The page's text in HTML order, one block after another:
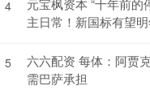
4
元宝枫资本 “十年前
主日常！新国标有望
5
六六配资 每体：阿贾
需巴萨承担